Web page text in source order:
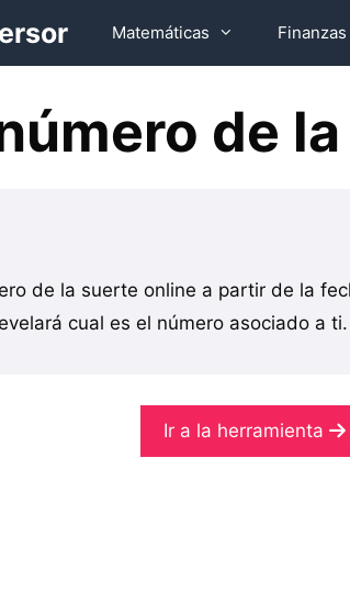
Matemáticas Finanzas
de
de la suerte online a partir de la
cual es el número asociado a ti.
Ir a la herramienta